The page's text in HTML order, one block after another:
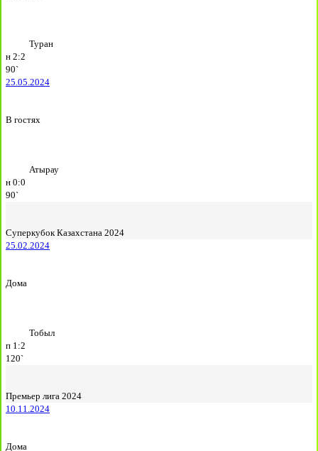
Туран
н 2:2
90`
25.05.2024
В гостях
Атырау
н 0:0
90`
Суперкубок Казахстана 2024
25.02.2024
Дома
Тобыл
п 1:2
120`
Премьер лига 2024
10.11.2024
Дома